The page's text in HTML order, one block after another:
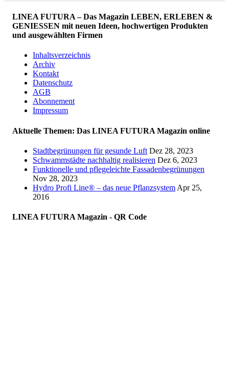
LINEA FUTURA – Das Magazin LEBEN, ERLEBEN &
GENIESSEN mit neuen Ideen, hochwertigen Produkten
und ausgewählten Firmen
Inhaltsverzeichnis
Archiv
Kontakt
Datenschutz
AGB
Abonnement
Impressum
Aktuelle Themen: Das LINEA FUTURA Magazin online
Stadtbegrünungen für gesunde Luft Dez 28, 2023
Schwammstädte nachhaltig realisieren Dez 6, 2023
Funktionelle und pflegeleichte Fassadenbegrünungen
Nov 28, 2023
Hydro Profi Line® – das neue Pflanzsystem Apr 25,
2016
LINEA FUTURA Magazin - QR Code